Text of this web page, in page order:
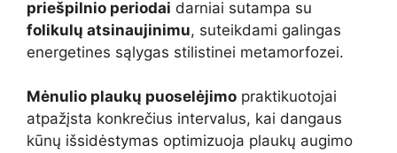
priešpilnio periodai darniai sutampa su
folikulų atsinaujinimu, suteikdami galingas
energetines sąlygas stilistinei metamorfozei.
Mėnulio plaukų puoselėjimo praktikuotojai
atpažįsta konkrečius intervalus, kai dangaus
kūnų išsidėstymas optimizuoja plaukų augimo